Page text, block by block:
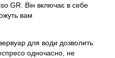
GR. Він включає в себе
вам
для води дозволить
одночасно, не